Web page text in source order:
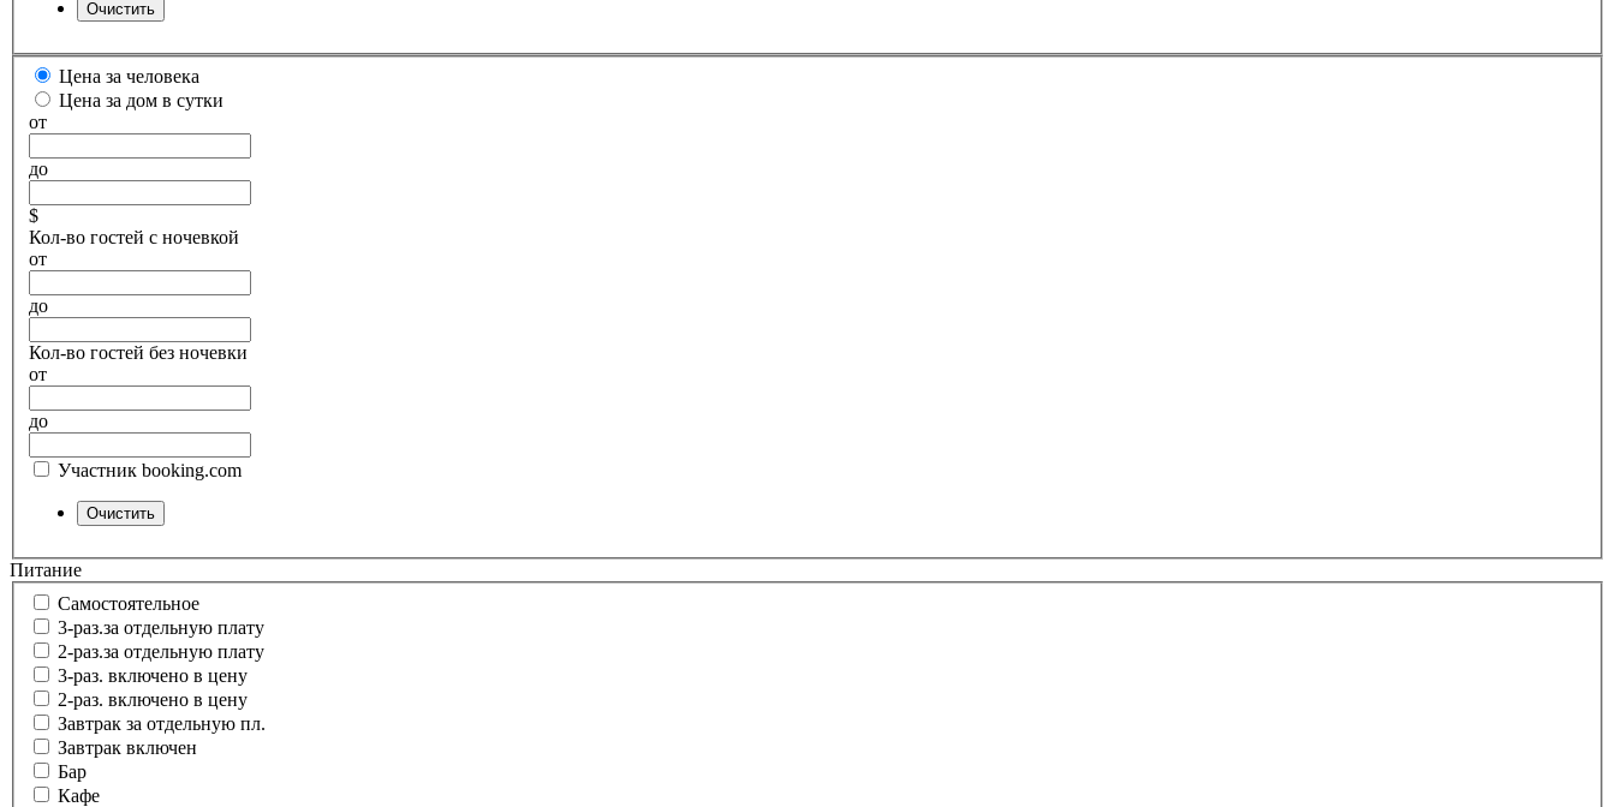
Цена за человека
Цена за дом в сутки
от
до
$
Кол-во гостей с ночевкой
от
до
Кол-во гостей без ночевки
от
до
Участник booking.com
Питание
Самостоятельное
3-раз.за отдельную плату
2-раз.за отдельную плату
3-раз. включено в цену
2-раз. включено в цену
Завтрак за отдельную пл.
Завтрак включен
Бар
Кафе